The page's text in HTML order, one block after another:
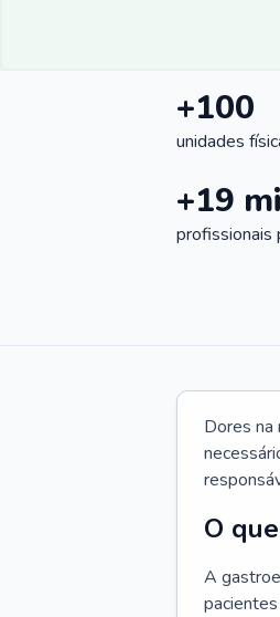
+100
unidades
+19
profissionais
Dores na
O
A